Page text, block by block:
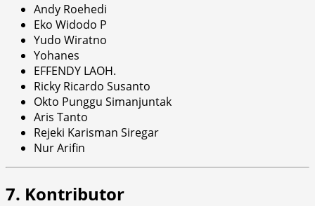
Andy Roehedi
Eko Widodo P
Yudo Wiratno
Yohanes
EFFENDY LAOH.
Ricky Ricardo Susanto
Okto Punggu Simanjuntak
Aris Tanto
Rejeki Karisman Siregar
Nur Arifin
7. Kontributor